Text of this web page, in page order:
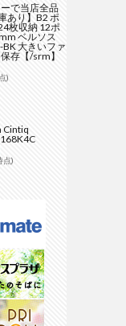
で当店全品
あり】B2 ポ
枚収納 12ポ
ベルソス
BK 大きいファ
存【/srm】
)
Cintiq
点)